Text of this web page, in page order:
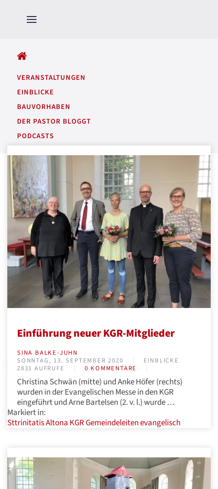
VERANSTALTUNGEN
EINBLICKE
BAUVORHABEN
DER PASTOR BLOGGT
PODCASTS
Einführung neuer KGR-Mitglieder
SINA BALKE-JUHN
SONNTAG, 13. SEPTEMBER 2020
EINBLICKE
2831 AUFRUFE
0 KOMMENTARE
Christina Schwän (mitte) und Anke Höfer (rechts)
wurden in der Evangelischen Messe in den KGR
eingeführt und Arne Bartelsen (2. v. l.) wurde …
Markiert in:
SttrinitatisAltona KGR Gemeindeleitenevangelisch